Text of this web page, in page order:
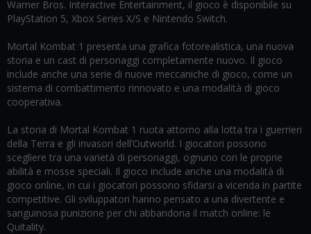
Warner Bros. Interactive Entertainment, il gioco è disponibile su
PlayStation 5, Xbox Series X/S e Nintendo Switch.
Mortal Kombat 1 presenta una grafica fotorealistica, una nuova
storia e un cast di personaggi completamente nuovo. Il gioco
include anche una serie di nuove meccaniche di gioco, come un
sistema di combattimento rinnovato e una modalità di gioco
cooperativa.
La storia di Mortal Kombat 1 ruota attorno alla lotta tra i guerrieri
della Terra e gli invasori dell’Outworld. I giocatori possono
scegliere tra una varietà di personaggi, ognuno con le proprie
abilità e mosse speciali. Il gioco include anche una modalità di
gioco online, in cui i giocatori possono sfidarsi a vicenda in partite
competitive. Gli sviluppatori hanno pensato a una divertente e
sanguinosa punizione per chi abbandona il match online: le
Quitality.